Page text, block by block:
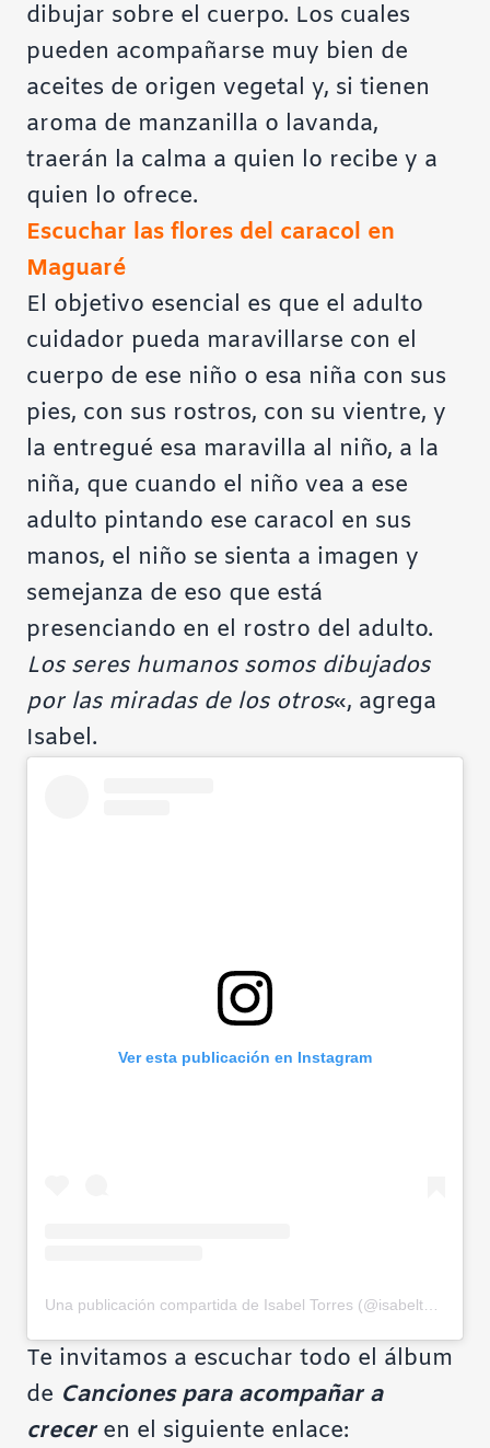
dibujar sobre el cuerpo. Los cuales
pueden acompañarse muy bien de
aceites de origen vegetal y, si tienen
aroma de manzanilla o lavanda,
traerán la calma a quien lo recibe y a
quien lo ofrece.
Escuchar las flores del caracol en
Maguaré
El objetivo esencial es que el adulto
cuidador pueda maravillarse con el
cuerpo de ese niño o esa niña con sus
pies, con sus rostros, con su vientre, y
la entregué esa maravilla al niño, a la
niña, que cuando el niño vea a ese
adulto pintando ese caracol en sus
manos, el niño se sienta a imagen y
semejanza de eso que está
presenciando en el rostro del adulto.
Los seres humanos somos dibujados
por las miradas de los otros«, agrega
Isabel.
Ver esta publicación en Instagram
Te invitamos a escuchar todo el álbum
de Canciones para acompañar a
crecer en el siguiente enlace: